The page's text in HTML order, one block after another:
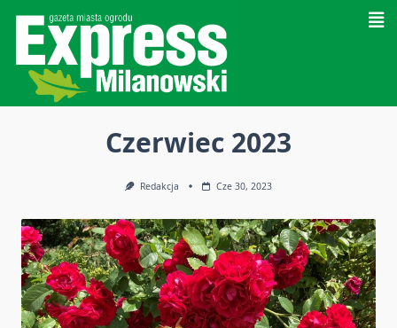
content
Czerwiec 2023
Redakcja Cze 30, 2023